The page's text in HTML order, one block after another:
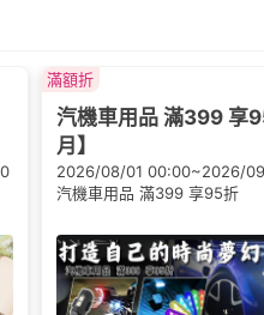
滿額折
汽機車用品 滿399 享
月】
2026/08/01 00:00~2026/
汽機車用品 滿399 享95折